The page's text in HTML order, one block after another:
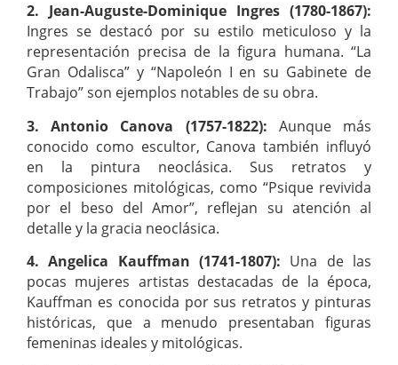
2. Jean-Auguste-Dominique Ingres (1780-1867):
Ingres se destacó por su estilo meticuloso y la
representación precisa de la figura humana. “La
Gran Odalisca” y “Napoleón I en su Gabinete de
Trabajo” son ejemplos notables de su obra.
3. Antonio Canova (1757-1822): Aunque más
conocido como escultor, Canova también influyó
en la pintura neoclásica. Sus retratos y
composiciones mitológicas, como “Psique revivida
por el beso del Amor”, reflejan su atención al
detalle y la gracia neoclásica.
4. Angelica Kauffman (1741-1807): Una de las
pocas mujeres artistas destacadas de la época,
Kauffman es conocida por sus retratos y pinturas
históricas, que a menudo presentaban figuras
femeninas ideales y mitológicas.